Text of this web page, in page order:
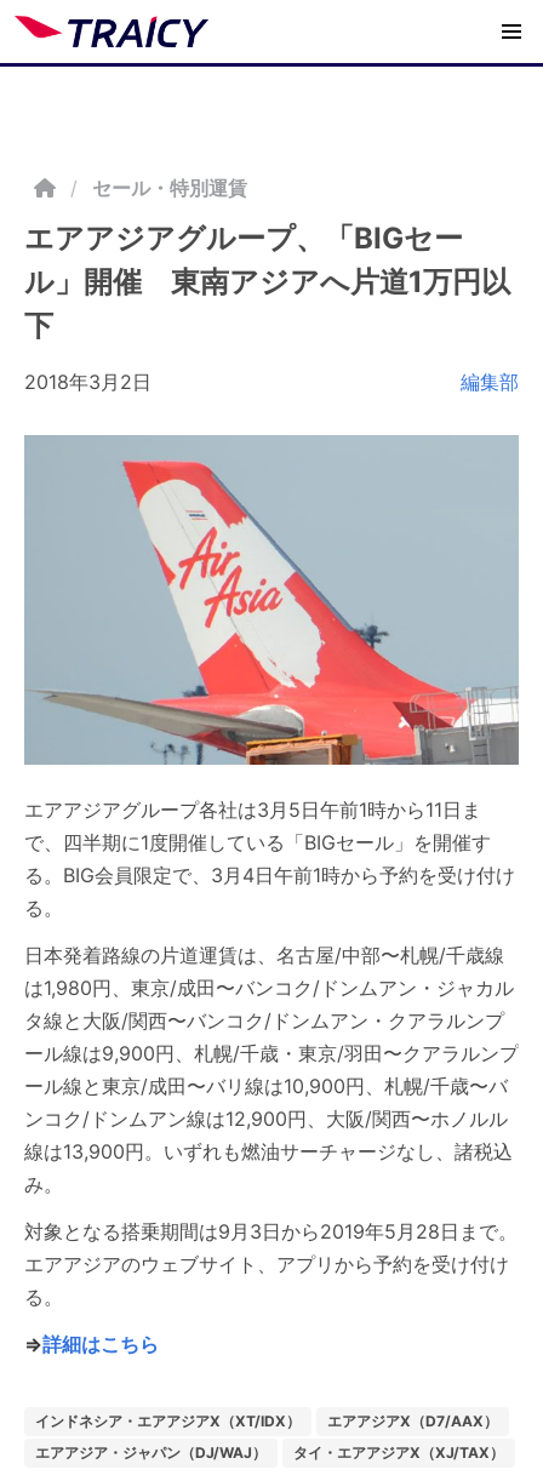
/ セール・特別運賃
エアアジアグループ、「BIGセー
ル」開催 東南アジアへ片道1万円以
下
2018年3月2日 編集部
エアアジアグループ各社は3月5日午前1時から11日ま
で、四半期に1度開催している「BIGセール」を開催す
る。BIG会員限定で、3月4日午前1時から予約を受け付け
る。
日本発着路線の片道運賃は、名古屋/中部〜札幌/千歳線
は1,980円、東京/成田〜バンコク/ドンムアン・ジャカル
タ線と大阪/関西〜バンコク/ドンムアン・クアラルンプ
ール線は9,900円、札幌/千歳・東京/羽田〜クアラルンプ
ール線と東京/成田〜バリ線は10,900円、札幌/千歳〜バ
ンコク/ドンムアン線は12,900円、大阪/関西〜ホノルル
線は13,900円。いずれも燃油サーチャージなし、諸税込
み。
対象となる搭乗期間は9月3日から2019年5月28日まで。
エアアジアのウェブサイト、アプリから予約を受け付け
る。
⇒詳細はこちら
インドネシア・エアアジアX（XT/IDX）
エアアジアX（D7/AAX）
エアアジア・ジャパン（DJ/WAJ）
タイ・エアアジアX（XJ/TAX）